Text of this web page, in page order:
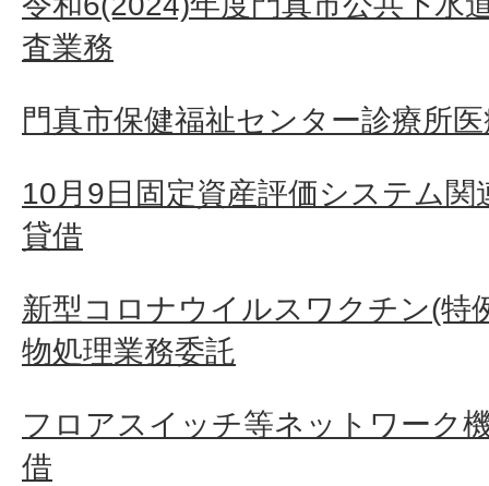
査業務
門真市保健福祉センター診療所
10月9日固定資産評価システム
貸借
新型コロナウイルスワクチン(特
物処理業務委託
フロアスイッチ等ネットワーク
借